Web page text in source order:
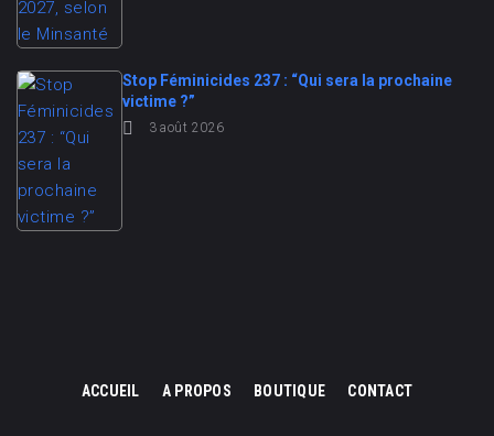
Stop Féminicides 237 : “Qui sera la prochaine
victime ?”
3 août 2026
ACCUEIL A PROPOS BOUTIQUE CONTACT